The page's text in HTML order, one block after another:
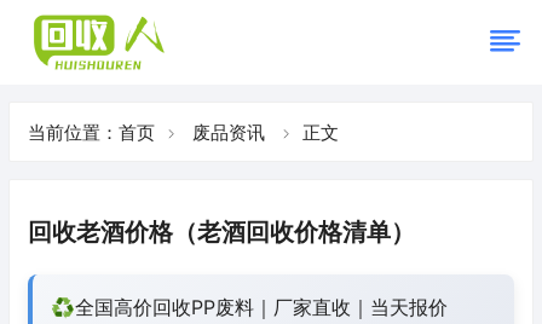
当前位置： 首页 废品资讯 正文
回收老酒价格（老酒回收价格清单）
♻️全国高价回收PP废料｜厂家直收｜当天报价